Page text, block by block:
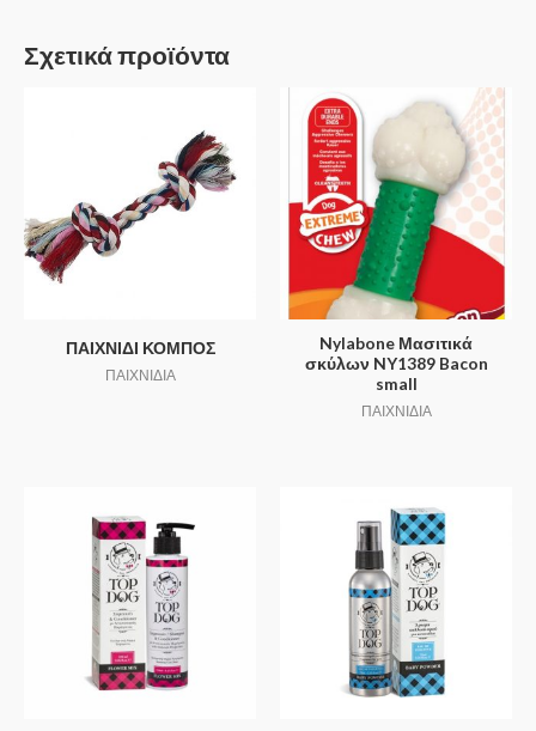
Σχετικά προϊόντα
ΠΑΙΧΝΙΔΙ ΚΟΜΠΟΣ
ΠΑΙΧΝΙΔΙΑ
Nylabone Μασιτικά
σκύλων NY1389 Bacon
small
ΠΑΙΧΝΙΔΙΑ